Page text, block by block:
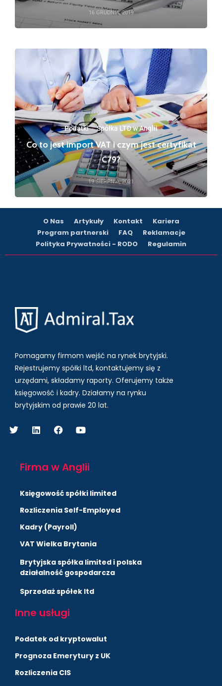
16 GRUDNIA, 2019
Podatki·Spółka LTD w Anglii
Co to jest import VAT i czym jest certyfikat
C79?
19 SIERPNIA, 2021
O Nas Artykuły Kontakt
Kariera
Program partnerski
FAQ
Reklamacje
Polityka Prywatności - RODO
Regulamin
Pomagamy firmom wejść na rynek brytyjski.
Rejestrujemy spółki ltd, kontaktujemy się z
urzędami, składamy raporty. Oferujemy także
księgowość i kadry. Działamy na rynku
brytyjskim od prawie 20 lat.
Firma w Anglii
Księgowość spółki limited
Rozliczenia Self-Employed
Kadry (Payroll)
VAT Wielka Brytania
Brytyjska spółka limited i polska
działalność gospodarcza
Sprzedaż spółek ltd
Inne usługi
Podatek od kryptowalut
Prognoza Emerytury z UK
Rozliczenia CIS